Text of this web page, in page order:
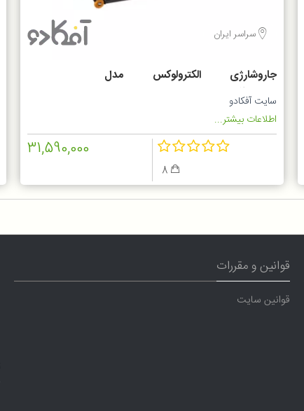
سراسر ایران
جاروشارژی الکترولوکس مدل
ZB6214IGM
سایت آفکادو
اطلاعات بیشتر...
31,590,000
قوانین و مقررات
قوانین سایت